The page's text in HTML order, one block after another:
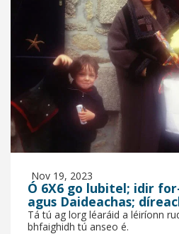
Nov 19, 2023
Ó 6X6 go lubitel; idir
agus Daideachas;
Tá tú ag lorg léaráid a léiríonn
bhfaighidh tú anseo é.